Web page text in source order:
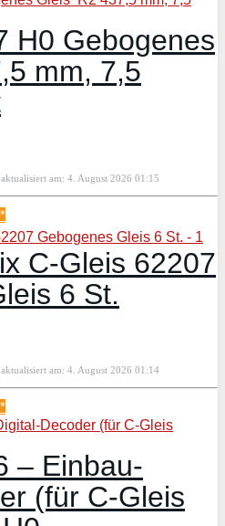
H0 Gebogenes
mm, 7,5
am: 4. August 2026 01:15
*
C-Gleis 62207
6 St.
am: 4. August 2026 01:14
*
– Einbau-
(für C-Gleis